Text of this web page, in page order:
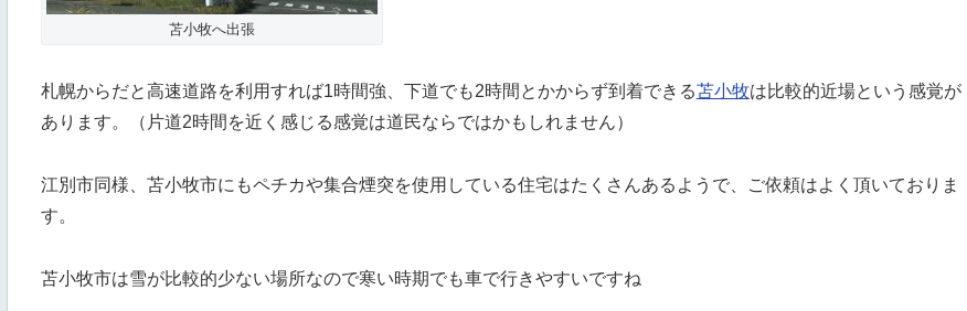
苫小牧へ出張
札幌からだと高速道路を利用すれば1時間強、下道でも2時間とかからず到着できる苫小牧は比較的近場という感覚が
あります。（片道2時間を近く感じる感覚は道民ならではかもしれません）
江別市同様、苫小牧市にもペチカや集合煙突を使用している住宅はたくさんあるようで、ご依頼はよく頂いておりま
す。
苫小牧市は雪が比較的少ない場所なので寒い時期でも車で行きやすいですね